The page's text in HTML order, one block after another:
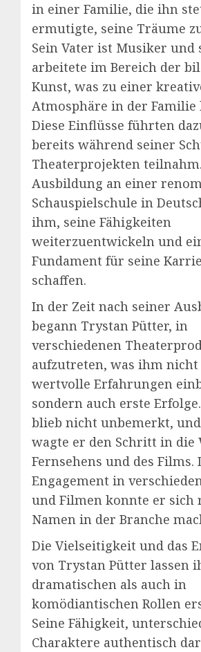
in einer Familie, die ihn
ermutigte, seine Träume
Sein Vater ist Musiker und
arbeitete im Bereich der
Kunst, was zu einer
Atmosphäre in der Familie
Diese Einflüsse führten
bereits während seiner
Theaterprojekten
Ausbildung an einer
Schauspielschule in
ihm, seine Fähigkeiten
weiterzuentwickeln und
Fundament für seine
schaffen.
In der Zeit nach seiner
begann Trystan Pütter, in
verschiedenen
aufzutreten, was ihm
wertvolle Erfahrungen
sondern auch erste
blieb nicht unbemerkt,
wagte er den Schritt in die
Fernsehens und des Films.
Engagement in
und Filmen konnte er sich
Namen in der Branche
Die Vielseitigkeit und das
von Trystan Pütter lassen
dramatischen als auch in
komödiantischen Rollen
Seine Fähigkeit,
Charaktere authentisch